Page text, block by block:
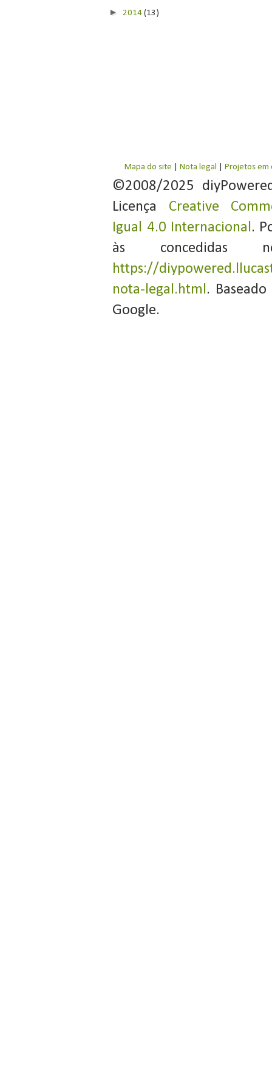
► 2014(13)
Mapa do site Nota legal Projetos em
©2008/2025
Licença Creative
Igual 4.0 Internacional.
às concedidas
https://
nota-legal.html.
Google.